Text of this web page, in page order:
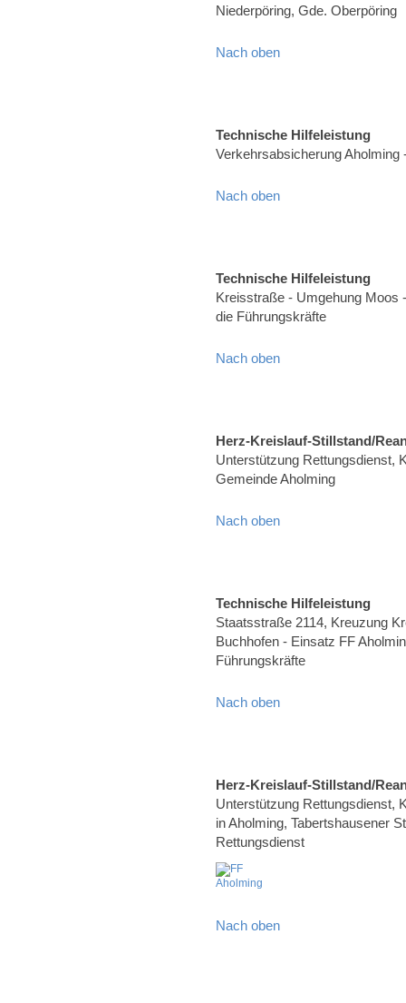
Niederpöring, Gde. Oberpöring
Nach oben
Technische Hilfeleistung
Verkehrsabsicherung
Nach oben
Technische Hilfeleistung
Kreisstraße - Umgehung Moos
die Führungskräfte
Nach oben
Herz-Kreislauf-Stillstand/
Unterstützung Rettungsdienst,
Gemeinde Aholming
Nach oben
Technische Hilfeleistung
Staatsstraße 2114, Kreuzung
Buchhofen - Einsatz FF
Führungskräfte
Nach oben
Herz-Kreislauf-Stillstand/
Unterstützung Rettungsdienst,
in Aholming, Tabertshausener
Rettungsdienst
Nach oben